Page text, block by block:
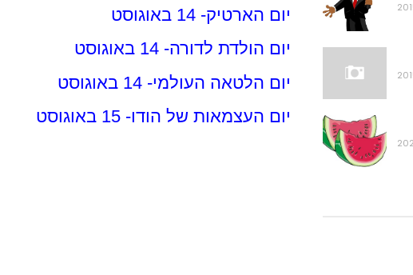
יום הארטיק- 14 באוגוסט
יום הולדת לדורה- 14 באוגוסט
יום הלטאה העולמי- 14 באוגוסט
יום העצמאות של הודו- 15 באוגוסט